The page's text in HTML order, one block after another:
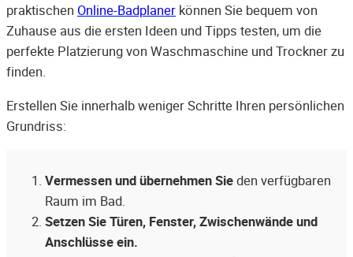
praktischen Online-Badplaner können Sie bequem von
Zuhause aus die ersten Ideen und Tipps testen, um die
perfekte Platzierung von Waschmaschine und Trockner zu
finden.
Erstellen Sie innerhalb weniger Schritte Ihren persönlichen
Grundriss:
Vermessen und übernehmen Sieden verfügbaren
Raum im Bad.
Setzen Sie Türen, Fenster, Zwischenwände und
Anschlüsse ein.